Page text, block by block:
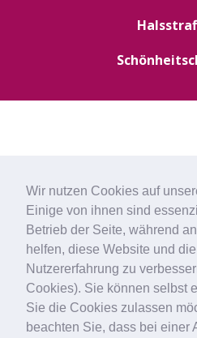
Wir nutzen Cookies auf
Einige von ihnen sind
Betrieb der Seite, während
helfen, diese Website und die
Nutzererfahrung zu
Cookies). Sie können selbst
Sie die Cookies zulassen
beachten Sie, dass bei einer